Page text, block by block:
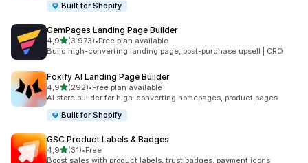
Built for Shopify
GemPages Landing Page Builder
4,9de 5 estrelas
(3.973)
3973 total de avaliações
•Free plan available
Build high-converting landing page, post-purchase upsell | CRO
Foxify AI Landing Page Builder
4,9de 5 estrelas
(292)
292 total de avaliações
•Free plan available
AI store builder for high-converting homepages, product pages
Built for Shopify
GSC Product Labels & Badges
4,9de 5 estrelas
(31)
31 total de avaliações
•Free
Boost sales with product labels, trust badges, payment icons